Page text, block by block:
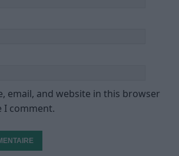
email, and website in this browser
I comment.